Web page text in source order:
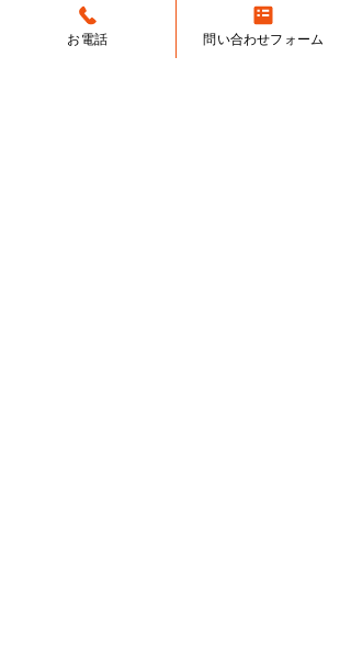
僕も応援しています。
塾生編-合格タイヘン記
お電話 問い合わせフォーム